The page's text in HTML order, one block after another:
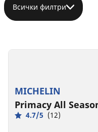
Всички филтри
MICHELIN
Primacy All
4.7/5 (12)